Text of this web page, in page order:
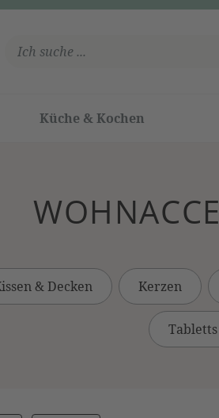
Küche & Kochen
& Decken Kerzen
Tabletts